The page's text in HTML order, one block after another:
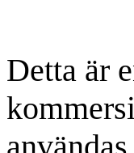
Detta är